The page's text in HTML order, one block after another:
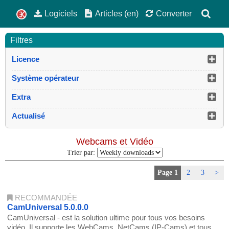
Logiciels Articles (en) Converter
Filtres
Licence
Système opérateur
Extra
Actualisé
Webcams et Vidéo
Trier par:
Page 1 2 3 >
RECOMMANDÉE
CamUniversal 5.0.0.0
CamUniversal - est la solution ultime pour tous vos besoins